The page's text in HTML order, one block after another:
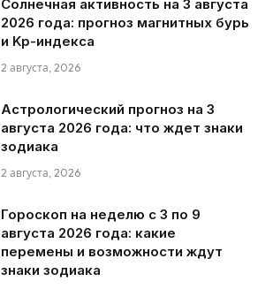
Солнечная активность на 3 августа
2026 года: прогноз магнитных бурь
и Kp-индекса
2 августа, 2026
Астрологический прогноз на 3
августа 2026 года: что ждет знаки
зодиака
2 августа, 2026
Гороскоп на неделю с 3 по 9
августа 2026 года: какие
перемены и возможности ждут
знаки зодиака